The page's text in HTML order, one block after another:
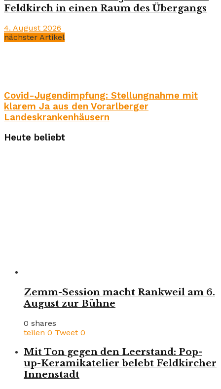
Feldkirch in einen Raum des Übergangs
4. August 2026
nächster Artikel
Covid-Jugendimpfung: Stellungnahme mit
klarem Ja aus den Vorarlberger
Landeskrankenhäusern
Heute beliebt
Zemm-Session macht Rankweil am 6.
August zur Bühne
0 shares
teilen 0 Tweet 0
Mit Ton gegen den Leerstand: Pop-
up-Keramikatelier belebt Feldkircher
Innenstadt